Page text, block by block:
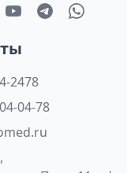
2478
04-78